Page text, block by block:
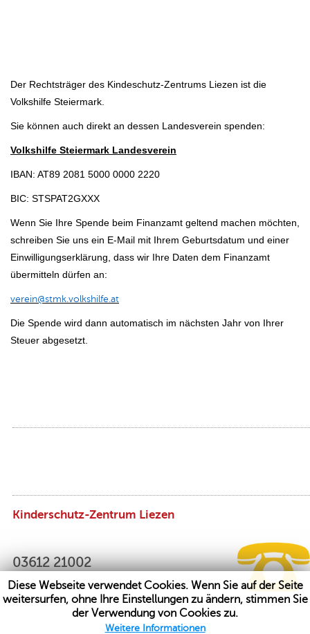
Der Rechtsträger des Kindeschutz-Zentrums Liezen ist die
Volkshilfe Steiermark.
Sie können auch direkt an dessen Landesverein spenden:
Volkshilfe Steiermark Landesverein
IBAN: AT89 2081 5000 0000 2220
BIC: STSPAT2GXXX
Wenn Sie Ihre Spende beim Finanzamt geltend machen möchten,
schreiben Sie uns ein E-Mail mit Ihrem Geburtsdatum und einer
Einwilligungserklärung, dass wir Ihre Daten dem Finanzamt
übermitteln dürfen an:
verein@stmk.volkshilfe.at
Die Spende wird dann automatisch im nächsten Jahr von Ihrer
Steuer abgesetzt.
Kinderschutz-Zentrum Liezen
03612 21002
Diese Webseite verwendet Cookies. Wenn Sie auf der Seite
weitersurfen, ohne Ihre Einstellungen zu ändern, stimmen Sie
der Verwendung von Cookies zu.
Weitere Informationen